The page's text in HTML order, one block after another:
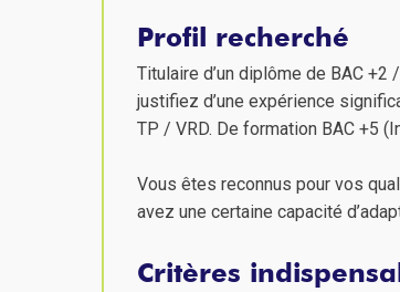
Profil recherché
Titulaire d’un diplôme de BAC +2
justifiez d’une expérience
TP / VRD. De formation BAC +5
Vous êtes reconnus pour vos
avez une certaine capacité
Critères